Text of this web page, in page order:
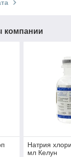
компании
Натрия
мл Келун